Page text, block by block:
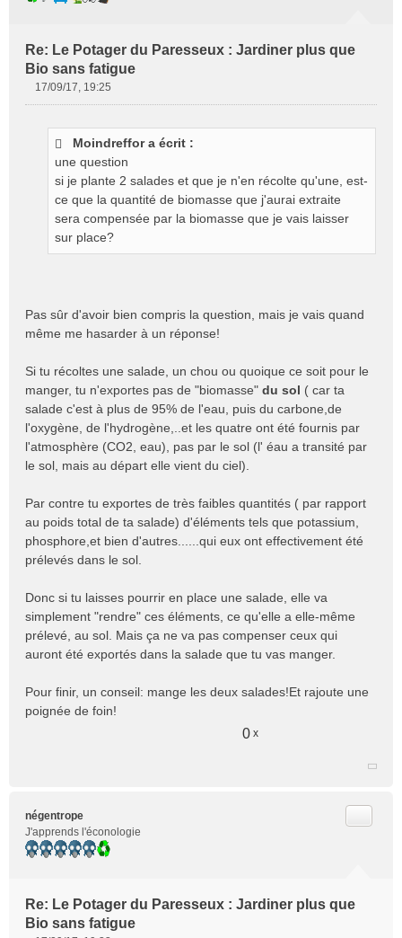
Re: Le Potager du Paresseux : Jardiner plus que
Bio sans fatigue
17/09/17, 19:25
Moindreffor a écrit :
une question
si je plante 2 salades et que je n'en récolte qu'une, est-
ce que la quantité de biomasse que j'aurai extraite
sera compensée par la biomasse que je vais laisser
sur place?
Pas sûr d'avoir bien compris la question, mais je vais quand
même me hasarder à un réponse!
Si tu récoltes une salade, un chou ou quoique ce soit pour le
manger, tu n'exportes pas de "biomasse" du sol ( car ta
salade c'est à plus de 95% de l'eau, puis du carbone,de
l'oxygène, de l'hydrogène,..et les quatre ont été fournis par
l'atmosphère (CO2, eau), pas par le sol (l' éau a transité par
le sol, mais au départ elle vient du ciel).
Par contre tu exportes de très faibles quantités ( par rapport
au poids total de ta salade) d'éléments tels que potassium,
phosphore,et bien d'autres......qui eux ont effectivement été
prélevés dans le sol.
Donc si tu laisses pourrir en place une salade, elle va
simplement "rendre" ces éléments, ce qu'elle a elle-même
prélevé, au sol. Mais ça ne va pas compenser ceux qui
auront été exportés dans la salade que tu vas manger.
Pour finir, un conseil: mange les deux salades!Et rajoute une
poignée de foin!
0 x
négentrope
J'apprends l'éconologie
Re: Le Potager du Paresseux : Jardiner plus que
Bio sans fatigue